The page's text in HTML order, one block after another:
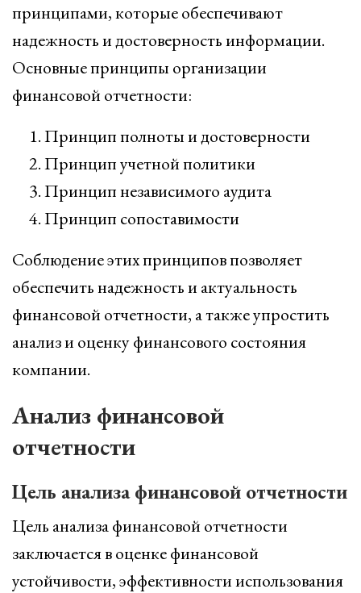
принципами, которые обеспечивают
надежность и достоверность информации.
Основные принципы организации
финансовой отчетности:
Принцип полноты и достоверности
Принцип учетной политики
Принцип независимого аудита
Принцип сопоставимости
Соблюдение этих принципов позволяет
обеспечить надежность и актуальность
финансовой отчетности, а также упростить
анализ и оценку финансового состояния
компании.
Анализ финансовой
отчетности
Цель анализа финансовой отчетности
Цель анализа финансовой отчетности
заключается в оценке финансовой
устойчивости, эффективности использования